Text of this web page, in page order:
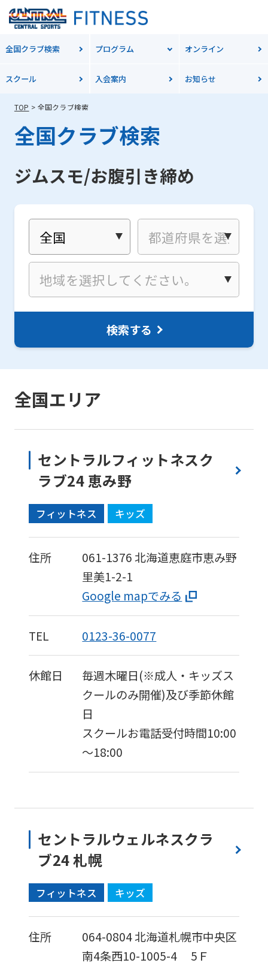
全国クラブ検索 プログラム オンライン
スクール 入会案内 お知らせ
TOP 全国クラブ検索
全国クラブ検索
ジムスモ/お腹引き締め
検索する
全国エリア
セントラルフィットネスク
ラブ24 恵み野
フィットネス キッズ
住所 061-1376北海道恵庭市恵み野
里美1-2-1
Google mapでみる
TEL 0123-36-0077
休館日
毎週木曜日(※成人・キッズス
クールのみ開催)及び季節休館
日
スクールお電話受付時間10:00
～18:00
セントラルウェルネスクラ
ブ24 札幌
フィットネス キッズ
住所 064-0804北海道札幌市中央区
南4条西10-1005-4
5Ｆ